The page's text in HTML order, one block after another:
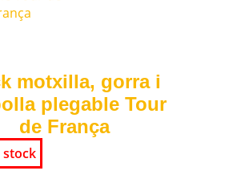
motxilla, gorra i
plegable Tour
de França
stock